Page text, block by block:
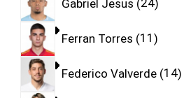
Gabriel Jesus 24
Ferran Torres 11
Federico Valverde 14